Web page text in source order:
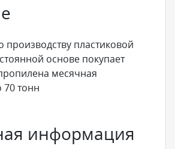
производству пластиковой
основе покупает
месячная
70 тонн
информация